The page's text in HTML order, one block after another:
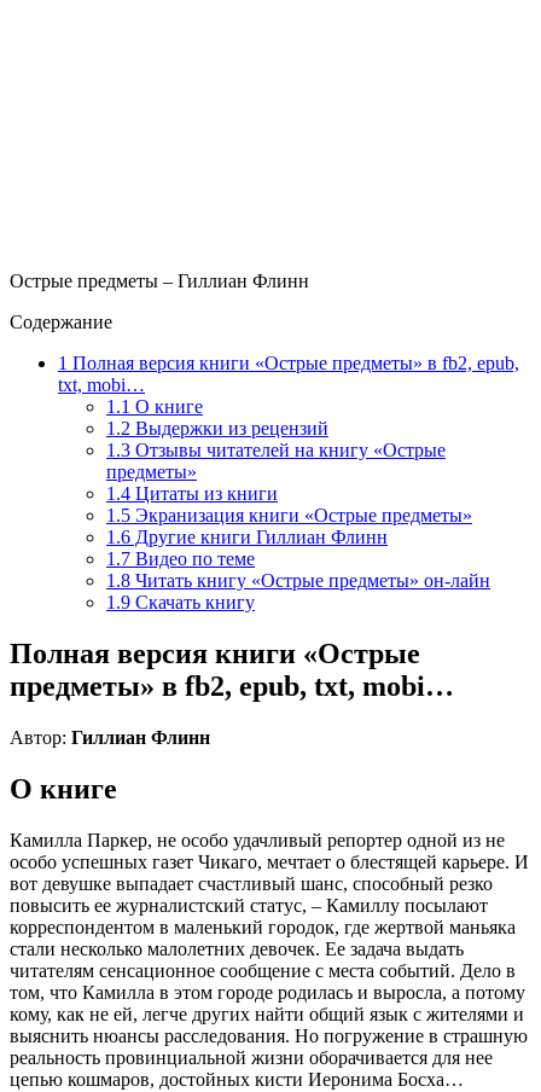
Острые предметы – Гиллиан Флинн
Содержание
1 Полная версия книги «Острые предметы» в fb2, epub,
txt, mobi…
1.1 О книге
1.2 Выдержки из рецензий
1.3 Отзывы читателей на книгу «Острые
предметы»
1.4 Цитаты из книги
1.5 Экранизация книги «Острые предметы»
1.6 Другие книги Гиллиан Флинн
1.7 Видео по теме
1.8 Читать книгу «Острые предметы» он-лайн
1.9 Скачать книгу
Полная версия книги «Острые
предметы» в fb2, epub, txt, mobi…
Автор: Гиллиан Флинн
О книге
Камилла Паркер, не особо удачливый репортер одной из не
особо успешных газет Чикаго, мечтает о блестящей карьере. И
вот девушке выпадает счастливый шанс, способный резко
повысить ее журналистский статус, – Камиллу посылают
корреспондентом в маленький городок, где жертвой маньяка
стали несколько малолетних девочек. Ее задача выдать
читателям сенсационное сообщение с места событий. Дело в
том, что Камилла в этом городе родилась и выросла, а потому
кому, как не ей, легче других найти общий язык с жителями и
выяснить нюансы расследования. Но погружение в страшную
реальность провинциальной жизни оборачивается для нее
цепью кошмаров, достойных кисти Иеронима Босха…